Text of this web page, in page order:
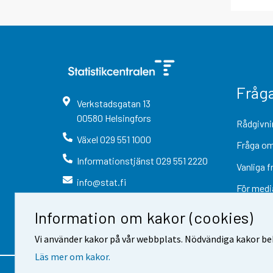
Information om kakor (cookies)
Vi använder kakor på vår webbplats. Nödvändiga kakor
Läs mer om kakor.
Verkstadsgatan 13
00580 Helsingfors
Växel 029 551 1000
Informationstjänst 029 551 2220
info@stat.fi
Fråga
Vanliga
För